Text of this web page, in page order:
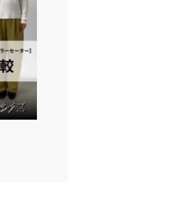
【ブルーコレクション／スヌード付カラーセーター】サイズ比較